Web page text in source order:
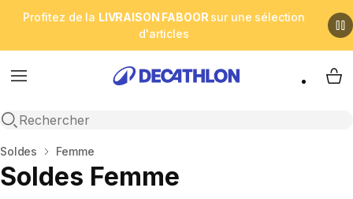
Profitez de la LIVRAISON FABOOR sur une sélection
d'articles
Menu
Open search
My
Accueil
Soldes Femme
Soldes Femme